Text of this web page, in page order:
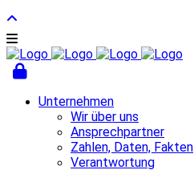
Unternehmen
Wir über uns
Ansprechpartner
Zahlen, Daten, Fakten
Verantwortung